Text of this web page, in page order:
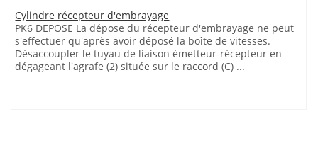
Cylindre récepteur d'embrayage
PK6 DEPOSE La dépose du récepteur d'embrayage ne peut
s'effectuer qu'après avoir déposé la boîte de vitesses.
Désaccoupler le tuyau de liaison émetteur-récepteur en
dégageant l'agrafe (2) située sur le raccord (C) ...